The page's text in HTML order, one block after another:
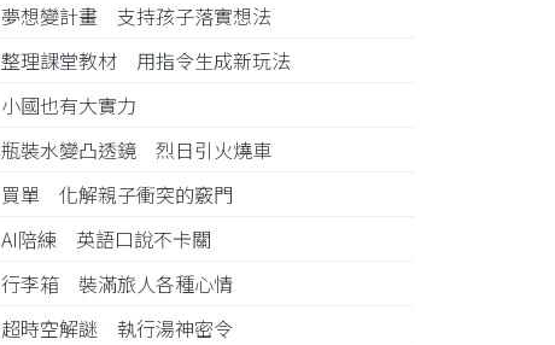
夢想變計畫 支持孩子落實想法
整理課堂教材 用指令生成新玩法
小國也有大實力
瓶裝水變凸透鏡 烈日引火燒車
買單 化解親子衝突的竅門
AI陪練 英語口說不卡關
行李箱 裝滿旅人各種心情
超時空解謎 執行湯神密令